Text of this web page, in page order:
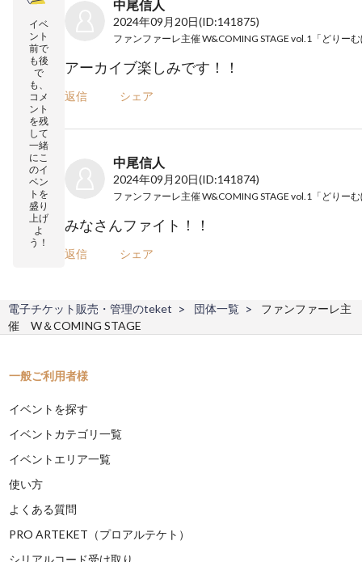
イベ
ント
前で
も後
で
も、
コメ
ント
を残
して
一緒
にこ
のイ
ベン
トを
盛り
上げ
よ
う！
中尾信人
2024年09月20日(ID:141875)
アーカイブ楽しみです！！
返信 シェア
中尾信人
2024年09月20日(ID:141874)
みなさんファイト！！
返信 シェア
電子チケット販売・管理のteket 団体一覧
ファンファーレ主
催 W＆COMING STAGE
一般ご利用者様
イベントを探す
イベントカテゴリ一覧
イベントエリア一覧
使い方
よくある質問
PRO ARTEKET（プロアルテケト）
シリアルコード受け取り